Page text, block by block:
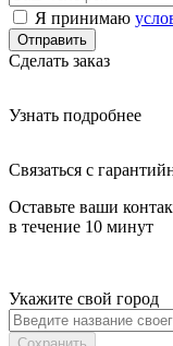
Я принимаю
Сделать заказ
Узнать подробнее
Связаться с
Оставьте ваши
в течение 10 минут
Укажите свой город